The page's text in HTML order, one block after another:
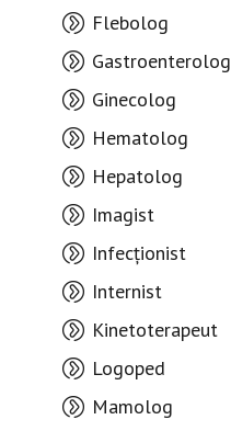
Flebolog
Gastroenterolog
Ginecolog
Hematolog
Hepatolog
Imagist
Infecționist
Internist
Kinetoterapeut
Logoped
Mamolog